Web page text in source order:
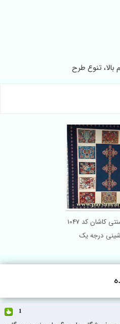
تنوع طرح
گلیم فرش سنتی کاشان کد 1047
درجه یک
1